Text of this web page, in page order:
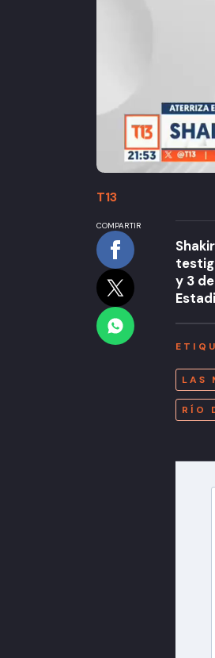
T13
COMPARTIR
y 3
LAS
RÍO